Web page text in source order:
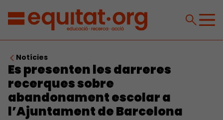
Notícies
Es presenten les darreres
recerques sobre
abandonament escolar a
l’Ajuntament de Barcelona